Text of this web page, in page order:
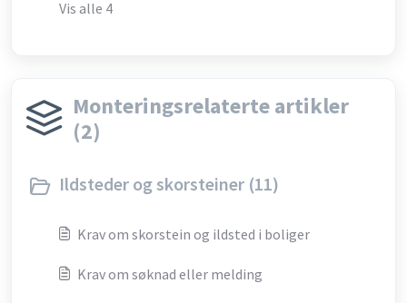
Vis alle 4
Monteringsrelaterte artikler
(2)
Ildsteder og skorsteiner (11)
Krav om skorstein og ildsted i boliger
Krav om søknad eller melding